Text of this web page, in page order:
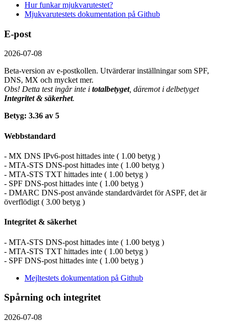
Hur funkar mjukvarutestet?
Mjukvarutestets dokumentation på Github
E-post
2026-07-08
Beta-version av e-postkollen. Utvärderar inställningar som SPF,
DNS, MX och mycket mer.
Obs! Detta test ingår inte i totalbetyget, däremot i delbetyget
Integritet & säkerhet.
Betyg: 3.36 av 5
Webbstandard
- MX DNS IPv6-post hittades inte ( 1.00 betyg )
- MTA-STS DNS-post hittades inte ( 1.00 betyg )
- MTA-STS TXT hittades inte ( 1.00 betyg )
- SPF DNS-post hittades inte ( 1.00 betyg )
- DMARC DNS-post använde standardvärdet för ASPF, det är
överflödigt ( 3.00 betyg )
Integritet & säkerhet
- MTA-STS DNS-post hittades inte ( 1.00 betyg )
- MTA-STS TXT hittades inte ( 1.00 betyg )
- SPF DNS-post hittades inte ( 1.00 betyg )
Mejltestets dokumentation på Github
Spårning och integritet
2026-07-08